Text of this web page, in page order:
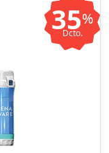
35%
Dcto.